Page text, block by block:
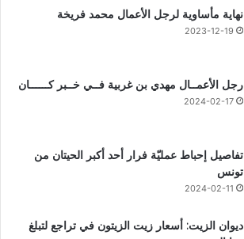
نهاية مأساوية لرجل الأعمال محمد فريخة
2023-12-19
رجل الأعمــال مهدي بن غربية فــي خــبر كــــــان
2024-02-17
تفاصيل إحباط عمليّة فرار أحد أكبر الحيتان من
تونس
2024-02-11
ديوان الزيت: أسعار زيت الزيتون في تراجع لتبلغ